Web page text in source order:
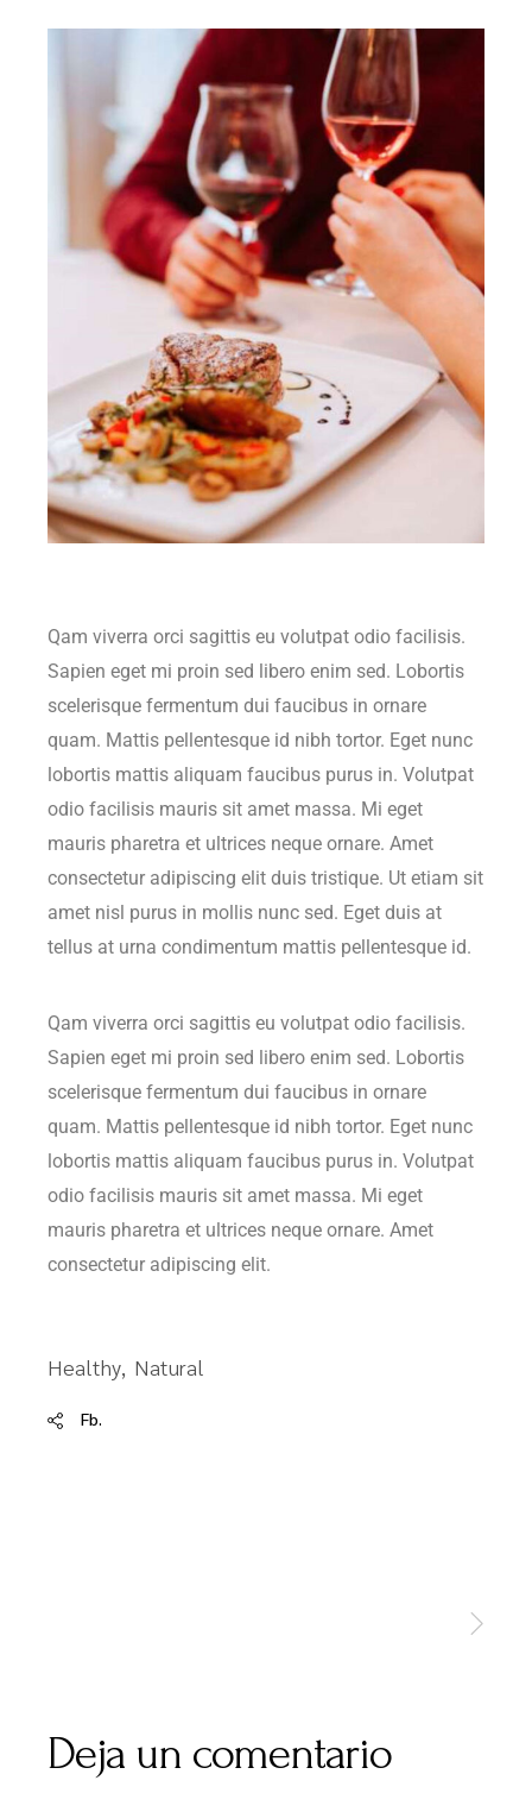
Qam viverra orci sagittis eu volutpat odio facilisis.
Sapien eget mi proin sed libero enim sed. Lobortis
scelerisque fermentum dui faucibus in ornare
quam. Mattis pellentesque id nibh tortor. Eget nunc
lobortis mattis aliquam faucibus purus in. Volutpat
odio facilisis mauris sit amet massa. Mi eget
mauris pharetra et ultrices neque ornare. Amet
consectetur adipiscing elit duis tristique. Ut etiam sit
amet nisl purus in mollis nunc sed. Eget duis at
tellus at urna condimentum mattis pellentesque id.
Qam viverra orci sagittis eu volutpat odio facilisis.
Sapien eget mi proin sed libero enim sed. Lobortis
scelerisque fermentum dui faucibus in ornare
quam. Mattis pellentesque id nibh tortor. Eget nunc
lobortis mattis aliquam faucibus purus in. Volutpat
odio facilisis mauris sit amet massa. Mi eget
mauris pharetra et ultrices neque ornare. Amet
consectetur adipiscing elit.
Healthy Natural
Fb.
Deja un comentario